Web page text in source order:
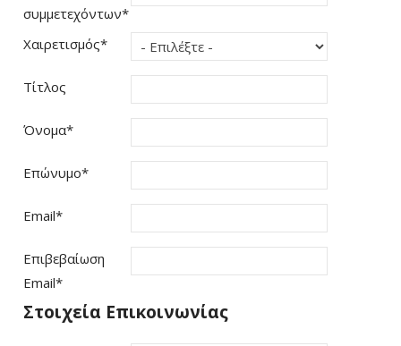
συμμετεχόντων*
Χαιρετισμός*
Τίτλος
Όνομα*
Επώνυμο*
Email*
Επιβεβαίωση
Email*
Στοιχεία Επικοινωνίας